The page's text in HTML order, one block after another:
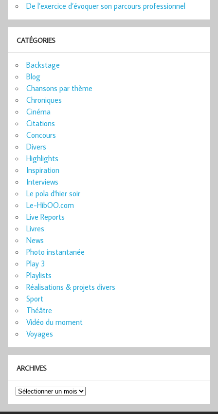
De l’exercice d’évoquer son parcours professionnel
CATÉGORIES
Backstage
Blog
Chansons par thème
Chroniques
Cinéma
Citations
Concours
Divers
Highlights
Inspiration
Interviews
Le pola d'hier soir
Le-HibOO.com
Live Reports
Livres
News
Photo instantanée
Play 3
Playlists
Réalisations & projets divers
Sport
Théâtre
Vidéo du moment
Voyages
ARCHIVES
Archives